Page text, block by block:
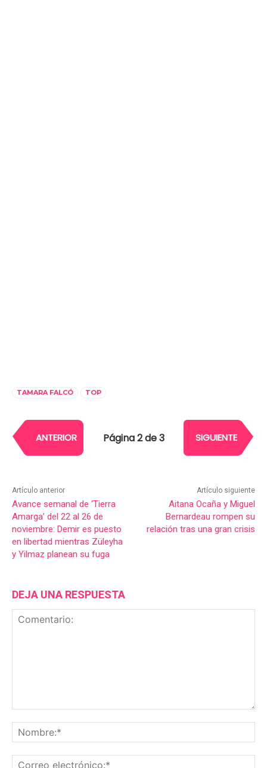
TAMARA FALCÓ TOP
ANTERIOR Página 2 de 3 SIGUIENTE
Artículo anterior
Avance semanal de ‘Tierra
Amarga’ del 22 al 26 de
noviembre: Demir es puesto
en libertad mientras Züleyha
y Yilmaz planean su fuga
Artículo siguiente
Aitana Ocaña y Miguel
Bernardeau rompen su
relación tras una gran crisis
DEJA UNA RESPUESTA